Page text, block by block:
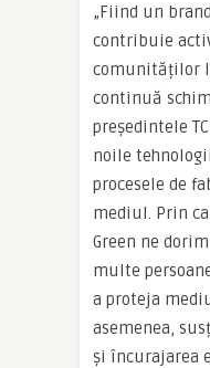
„Fiind un
contribuie
comunităților
continuă
președintele
noile
procesele de
mediul. Prin
Green ne
multe
a proteja
asemenea,
și încurajarea